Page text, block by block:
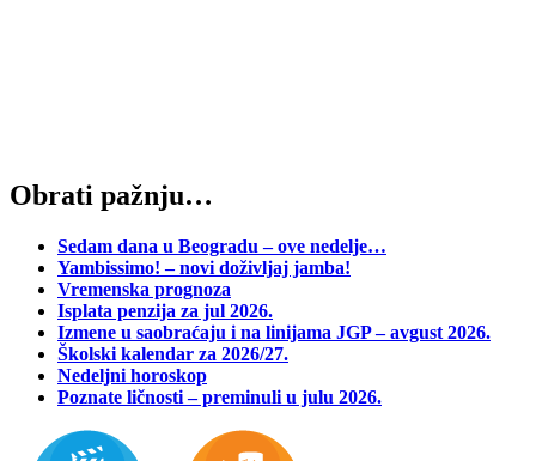
Obrati pažnju…
Sedam dana u Beogradu – ove nedelje…
Yambissimo! – novi doživljaj jamba!
Vremenska prognoza
Isplata penzija za jul 2026.
Izmene u saobraćaju i na linijama JGP – avgust 2026.
Školski kalendar za 2026/27.
Nedeljni horoskop
Poznate ličnosti – preminuli u julu 2026.